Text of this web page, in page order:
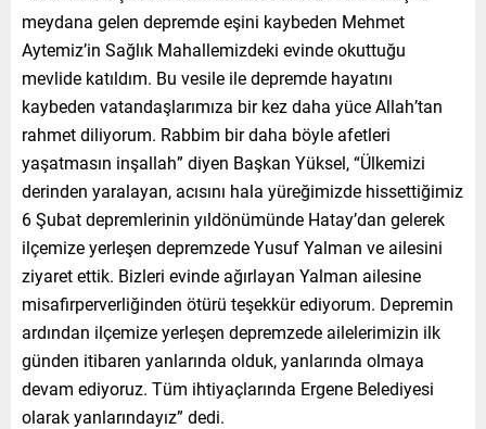
meydana gelen depremde eşini kaybeden Mehmet
Aytemiz’in Sağlık Mahallemizdeki evinde okuttuğu
mevlide katıldım. Bu vesile ile depremde hayatını
kaybeden vatandaşlarımıza bir kez daha yüce Allah’tan
rahmet diliyorum. Rabbim bir daha böyle afetleri
yaşatmasın inşallah” diyen Başkan Yüksel, “Ülkemizi
derinden yaralayan, acısını hala yüreğimizde hissettiğimiz
6 Şubat depremlerinin yıldönümünde Hatay’dan gelerek
ilçemize yerleşen depremzede Yusuf Yalman ve ailesini
ziyaret ettik. Bizleri evinde ağırlayan Yalman ailesine
misafirperverliğinden ötürü teşekkür ediyorum. Depremin
ardından ilçemize yerleşen depremzede ailelerimizin ilk
günden itibaren yanlarında olduk, yanlarında olmaya
devam ediyoruz. Tüm ihtiyaçlarında Ergene Belediyesi
olarak yanlarındayız” dedi.